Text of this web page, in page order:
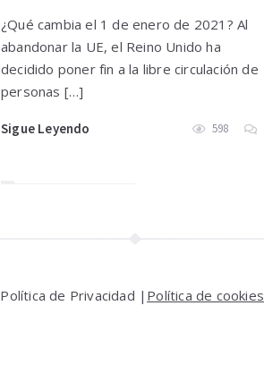
¿Qué cambia el 1 de enero de 2021? Al
abandonar la UE, el Reino Unido ha
decidido poner fin a la libre circulación de
personas […]
Sigue Leyendo 598
Política de Privacidad | Política de cookies